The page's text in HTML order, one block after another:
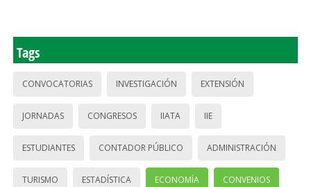
Tags
CONVOCATORIAS INVESTIGACIÓN EXTENSIÓN
JORNADAS CONGRESOS IIATA IIE
ESTUDIANTES CONTADOR PÚBLICO ADMINISTRACIÓN
TURISMO ESTADÍSTICA ECONOMÍA CONVENIOS